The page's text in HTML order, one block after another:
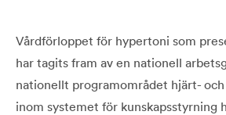
Vårdförloppet för hypertoni som
har tagits fram av en nationell
nationellt programområdet hjärt-
inom systemet för kunskapsstyrning